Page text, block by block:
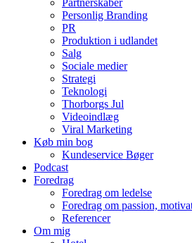
Partnerskaber
Personlig Branding
PR
Produktion i udlandet
Salg
Sociale medier
Strategi
Teknologi
Thorborgs Jul
Videoindlæg
Viral Marketing
Køb min bog
Kundeservice Bøger
Podcast
Foredrag
Foredrag om ledelse
Foredrag om passion,
Referencer
Om mig